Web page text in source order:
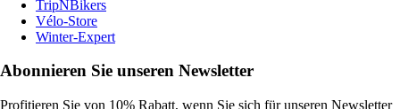
TripNBikers
Vélo-Store
Winter-Expert
Abonnieren Sie unseren Newsletter
Profitieren Sie von 10% Rabatt, wenn Sie sich für unseren Newsletter